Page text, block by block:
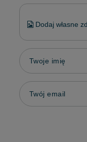
Dodaj własne
Twoje imię
Twój email